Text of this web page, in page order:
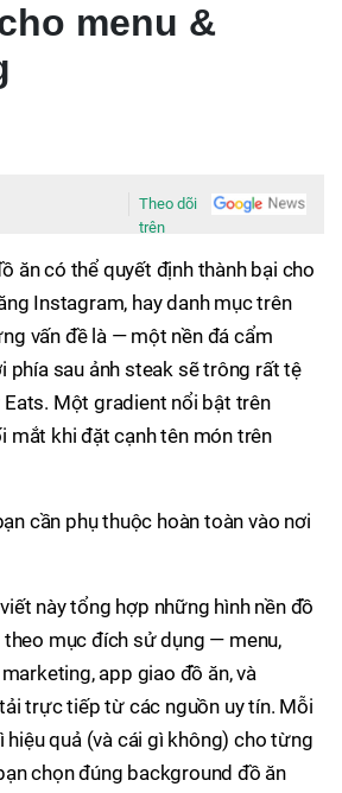
menu &
Theo dõi
trên
ăn có thể quyết định thành bại cho
Instagram, hay danh mục trên
vấn đề là — một nền đá cẩm
phía sau ảnh steak sẽ trông rất tệ
Một gradient nổi bật trên
mắt khi đặt cạnh tên món trên
cần phụ thuộc hoàn toàn vào nơi
này tổng hợp những hình nền đồ
mục đích sử dụng — menu,
app giao đồ ăn, và
trực tiếp từ các nguồn uy tín. Mỗi
hiệu quả (và cái gì không) cho từng
chọn đúng background đồ ăn